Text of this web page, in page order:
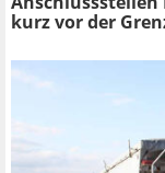
kurz vor der